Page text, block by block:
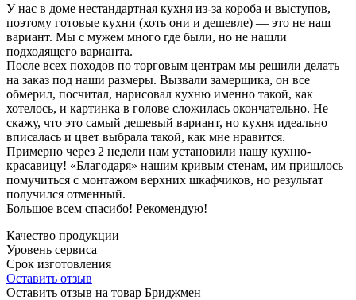
У нас в доме нестандартная кухня из-за короба и выступов,
поэтому готовые кухни (хоть они и дешевле) — это не наш
вариант. Мы с мужем много где были, но не нашли
подходящего варианта.
После всех походов по торговым центрам мы решили делать
на заказ под наши размеры. Вызвали замерщика, он все
обмерил, посчитал, нарисовал кухню именно такой, как
хотелось, и картинка в голове сложилась окончательно. Не
скажу, что это самый дешевый вариант, но кухня идеально
вписалась и цвет выбрала такой, как мне нравится.
Примерно через 2 недели нам установили нашу кухню-
красавицу! «Благодаря» нашим кривым стенам, им пришлось
помучиться с монтажом верхних шкафчиков, но результат
получился отменный.
Большое всем спасибо! Рекомендую!
Качество продукции
Уровень сервиса
Срок изготовления
Оставить отзыв
Оставить отзыв на товар Бриджмен